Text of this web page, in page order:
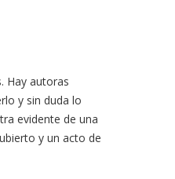
Hay autoras
y sin duda lo
evidente de una
y un acto de